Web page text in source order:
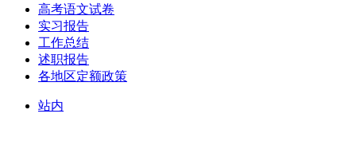
高考语文试卷
实习报告
工作总结
述职报告
各地区定额政策
站内